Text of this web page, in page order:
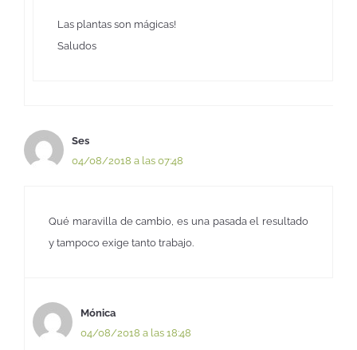
Las plantas son mágicas!
Saludos
Ses
04/08/2018 a las 07:48
Qué maravilla de cambio, es una pasada el resultado
y tampoco exige tanto trabajo.
Mónica
04/08/2018 a las 18:48